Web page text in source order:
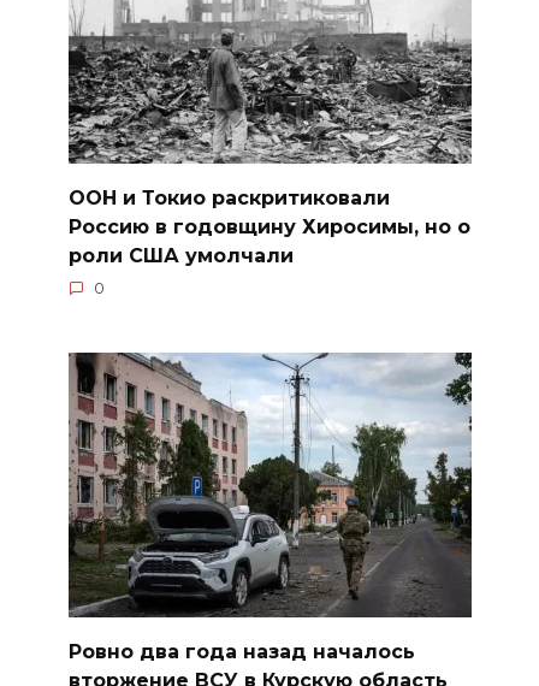
ООН и Токио раскритиковали
Россию в годовщину Хиросимы, но о
роли США умолчали
0
Ровно два года назад началось
вторжение ВСУ в Курскую область